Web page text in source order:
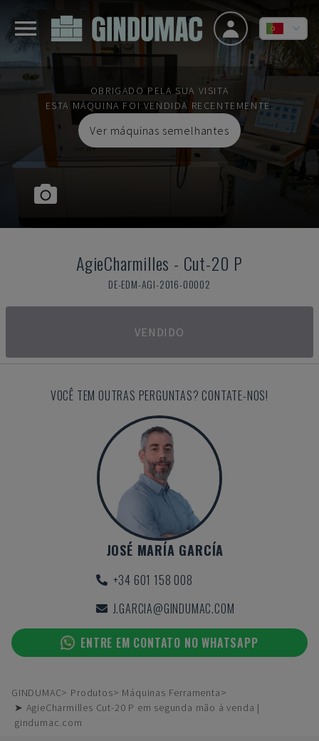
OBRIGADO PELA SUA VISITA
ESTA MÁQUINA FOI VENDIDA RECENTEMENTE.
Ver máquinas semelhantes
AgieCharmilles - Cut-20 P
DE-EDM-AGI-2016-00002
VENDIDO
VOCÊ TEM OUTRAS PERGUNTAS? CONTATE-NOS!
JOSÉ MARÍA GARCÍA
+34 601 158 008
J.GARCIA@GINDUMAC.COM
ENTRE EM CONTATO NO WHATSAPP
GINDUMAC Produtos
Máquinas Ferramenta
➤ AgieCharmilles Cut-20 P em segunda mão à venda |
gindumac.com